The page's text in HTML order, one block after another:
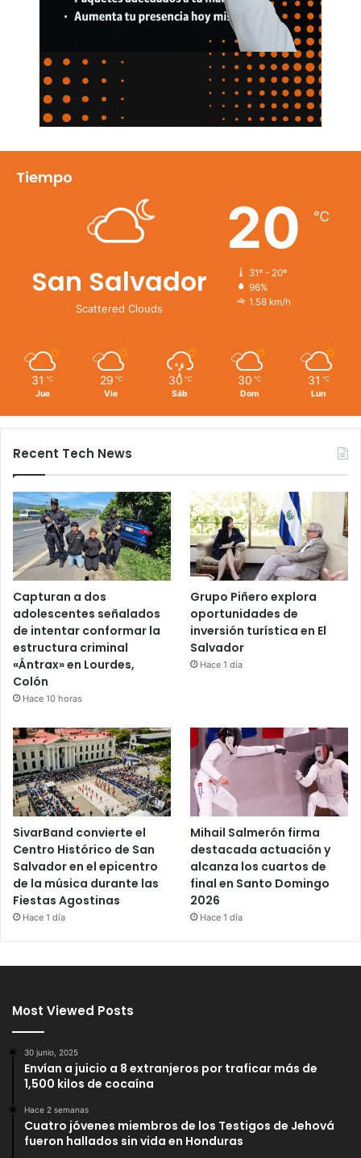
Tiempo
San Salvador
Scattered Clouds
20 ℃
31º - 20º
96%
1.58 km/h
31 ℃
Jue
29 ℃
Vie
30 ℃
Sáb
30 ℃
Dom
31 ℃
Lun
Recent Tech News
Capturan a dos
adolescentes señalados
de intentar conformar la
estructura criminal
«Ántrax» en Lourdes,
Colón
Hace 10 horas
Grupo Piñero explora
oportunidades de
inversión turística en El
Salvador
Hace 1 día
SivarBand convierte el
Centro Histórico de San
Salvador en el epicentro
de la música durante las
Fiestas Agostinas
Hace 1 día
Mihail Salmerón firma
destacada actuación y
alcanza los cuartos de
final en Santo Domingo
2026
Hace 1 día
Most Viewed Posts
30 junio, 2025
Envían a juicio a 8 extranjeros por traficar más de
1,500 kilos de cocaína
Hace 2 semanas
Cuatro jóvenes miembros de los Testigos de Jehová
fueron hallados sin vida en Honduras